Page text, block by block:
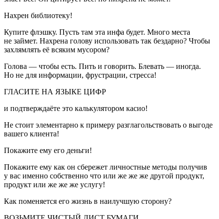
Нахрен библиотеку!
Купите флэшку. Пусть там эта инфа будет. Много места
не займет. Нахрена голову использовать так бездарно? Чтобы
захлямлять её всяким мусором?
Голова — чтобы есть. Пить и говорить. Блевать — иногда.
Но не для информации, фрустрации, стресса!
ГЛАСИТЕ НА ЯЗЫКЕ ЦИФР
и подтверждаёте это калькулятором касио!
Не стоит элементарно к примеру разглагольствовать о выгоде
вашего клиента!
Покажите ему его деньги!
Покажите ему как он сбережет личностные методы получив
у вас именно собственно что или же же же другой продукт,
продукт или же же же услугу!
Как поменяется его жизнь в наилучшую сторону?